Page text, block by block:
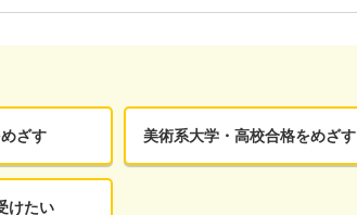
ざす 美術系大学・高校合格をめざす
けたい